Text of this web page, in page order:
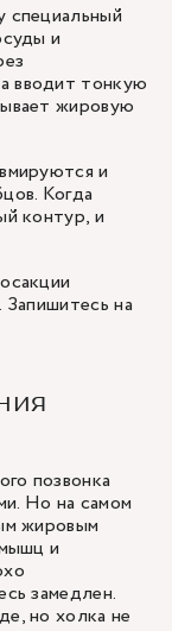
специальный
и
вводит тонкую
жировую
и
Когда
контур, и
на
позвонка
Но на самом
жировым
и
замедлен.
но холка не